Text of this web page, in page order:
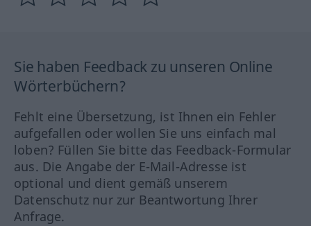
Sie haben Feedback zu unseren Online
Wörterbüchern?
Fehlt eine Übersetzung, ist Ihnen ein Fehler
aufgefallen oder wollen Sie uns einfach mal
loben? Füllen Sie bitte das Feedback-Formular
aus. Die Angabe der E-Mail-Adresse ist
optional und dient gemäß unserem
Datenschutz nur zur Beantwortung Ihrer
Anfrage.